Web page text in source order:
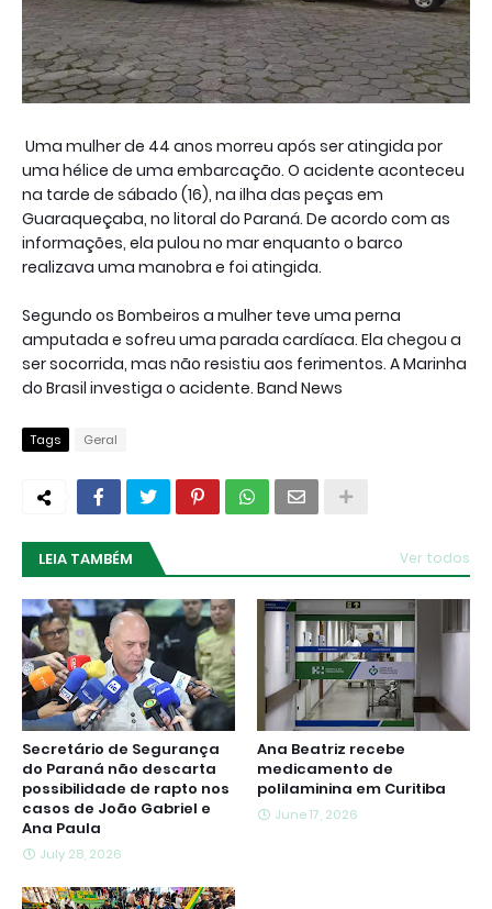
Uma mulher de 44 anos morreu após ser atingida por
uma hélice de uma embarcação. O acidente aconteceu
na tarde de sábado (16), na ilha das peças em
Guaraqueçaba, no litoral do Paraná. De acordo com as
informações, ela pulou no mar enquanto o barco
realizava uma manobra e foi atingida.
Segundo os Bombeiros a mulher teve uma perna
amputada e sofreu uma parada cardíaca. Ela chegou a
ser socorrida, mas não resistiu aos ferimentos. A Marinha
do Brasil investiga o acidente. Band News
Tags Geral
LEIA TAMBÉM Ver todos
Secretário de Segurança
do Paraná não descarta
possibilidade de rapto nos
casos de João Gabriel e
Ana Paula
July 28, 2026
Ana Beatriz recebe
medicamento de
polilaminina em Curitiba
June 17, 2026